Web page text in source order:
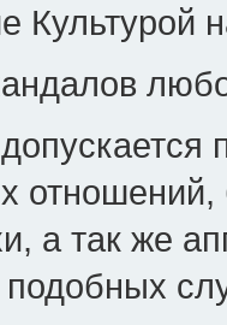
Культурой
отношений,
а так же